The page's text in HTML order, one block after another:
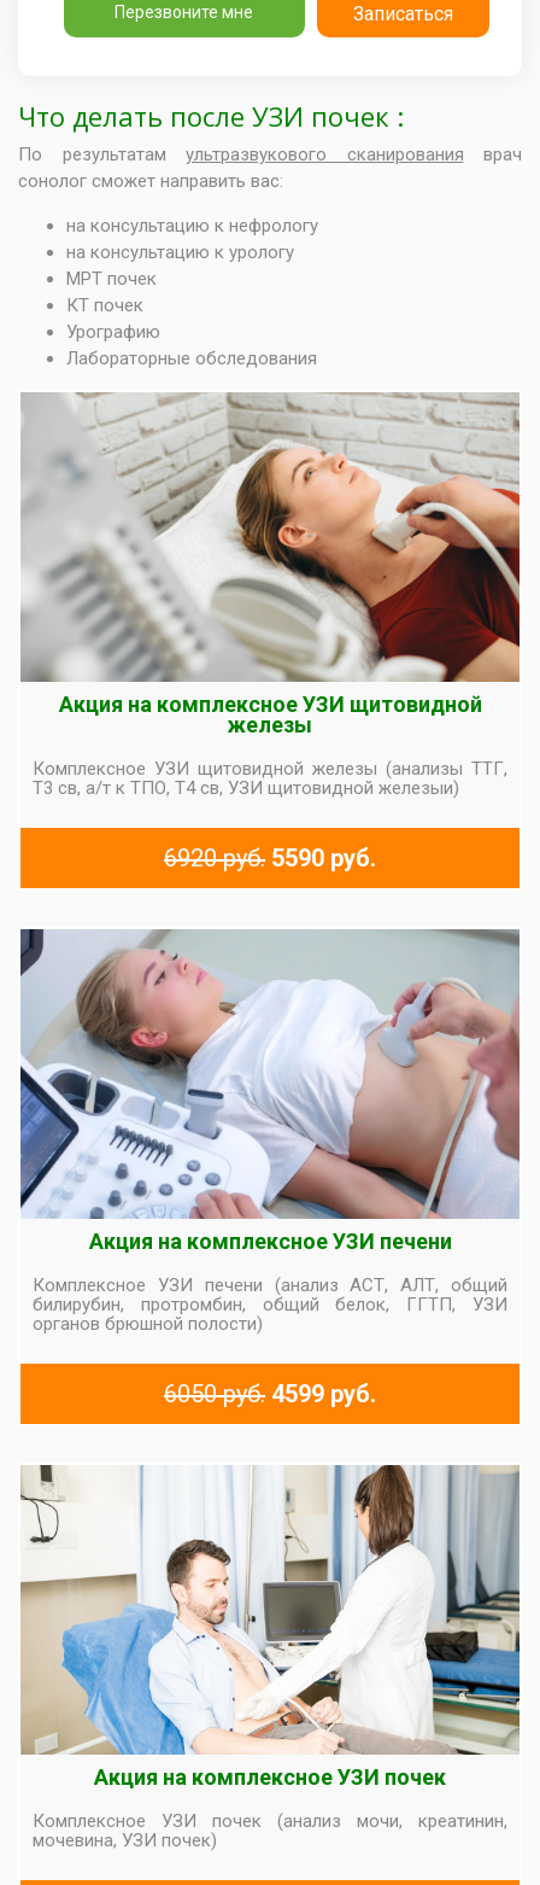
Перезвоните мне Записаться
Что делать после УЗИ почек :
По результатам ультразвукового сканирования врач
сонолог сможет направить вас:
на консультацию к нефрологу
на консультацию к урологу
МРТ почек
КТ почек
Урографию
Лабораторные обследования
Акция на комплексное УЗИ щитовидной
железы
Комплексное УЗИ щитовидной железы (анализы ТТГ,
Т3 св, а/т к ТПО, Т4 св, УЗИ щитовидной железыи)
6920 руб. 5590 руб.
Акция на комплексное УЗИ печени
Комплексное УЗИ печени (анализ АСТ, АЛТ, общий
билирубин, протромбин, общий белок, ГГТП, УЗИ
органов брюшной полости)
6050 руб. 4599 руб.
Акция на комплексное УЗИ почек
Комплексное УЗИ почек (анализ мочи, креатинин,
мочевина, УЗИ почек)